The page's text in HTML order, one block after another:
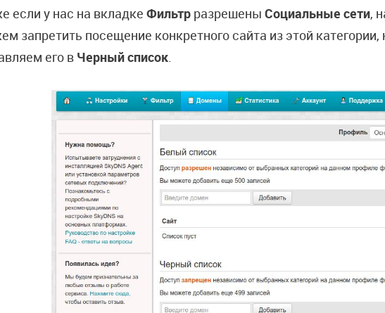
если у нас на вкладке Фильтр разрешены Социальные сети,
запретить посещение конкретного сайта из этой
его в Черный список.